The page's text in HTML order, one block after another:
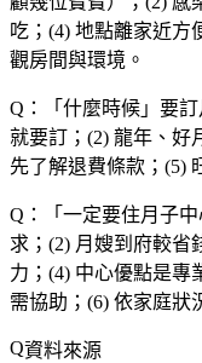
吃；(4) 地點離家近方
觀房間與環境。
Q：「 什麼時候 」要
就要訂；(2) 龍年、好
先了解退費條款；(5)
Q：「 一定要住月子中
求；(2) 月嫂到府較省
力；(4) 中心優點是專
需協助；(6) 依家庭狀
資料來源